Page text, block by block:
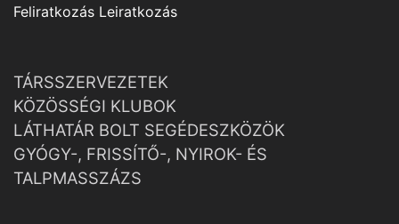
Feliratkozás Leiratkozás
TÁRSSZERVEZETEK
KÖZÖSSÉGI KLUBOK
LÁTHATÁR BOLT SEGÉDESZKÖZÖK
GYÓGY-, FRISSÍTŐ-, NYIROK- ÉS
TALPMASSZÁZS